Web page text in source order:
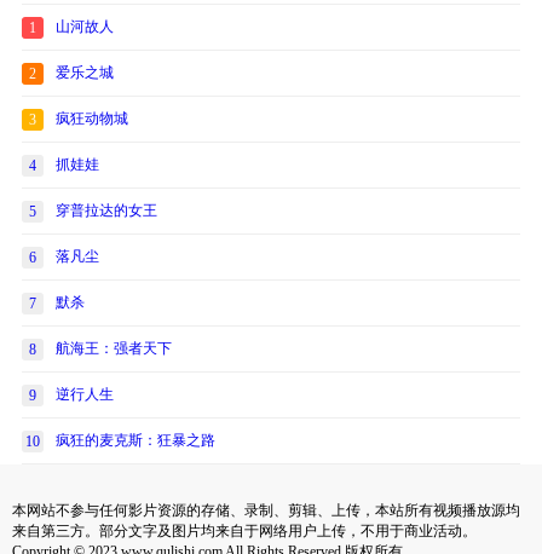
1 山河故人
2 爱乐之城
3 疯狂动物城
4 抓娃娃
5 穿普拉达的女王
6 落凡尘
7 默杀
8 航海王：强者天下
9 逆行人生
10 疯狂的麦克斯：狂暴之路
本网站不参与任何影片资源的存储、录制、剪辑、上传，本站所有视频播放源均
来自第三方。部分文字及图片均来自于网络用户上传，不用于商业活动。